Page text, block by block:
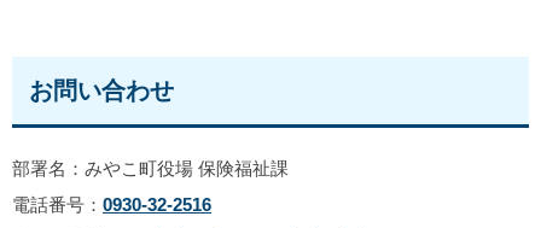
お問い合わせ
部署名：みやこ町役場 保険福祉課
電話番号： 0930-32-2516